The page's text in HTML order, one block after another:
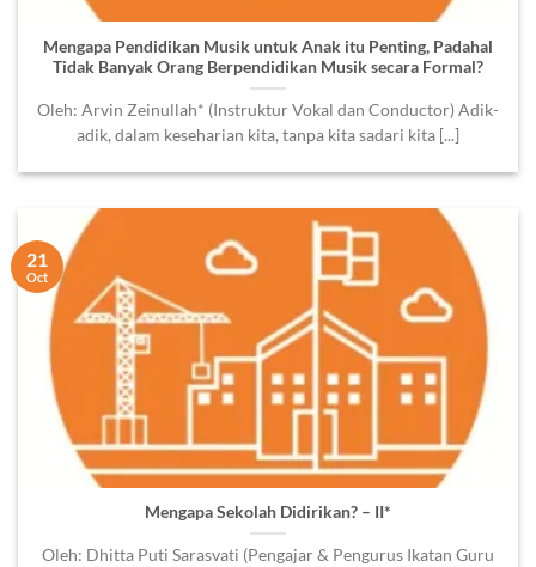
Mengapa Pendidikan Musik untuk Anak itu Penting, Padahal
Tidak Banyak Orang Berpendidikan Musik secara Formal?
Oleh: Arvin Zeinullah* (Instruktur Vokal dan Conductor) Adik-
adik, dalam keseharian kita, tanpa kita sadari kita [...]
Mengapa Sekolah Didirikan? – II*
Oleh: Dhitta Puti Sarasvati (Pengajar & Pengurus Ikatan Guru
21
Oct